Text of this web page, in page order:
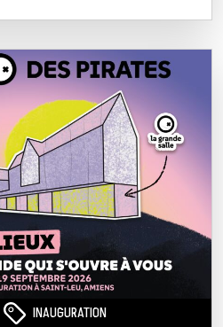
INAUGURATION